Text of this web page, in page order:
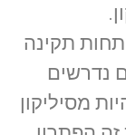
תקינה
נדרשים
מסיליקון